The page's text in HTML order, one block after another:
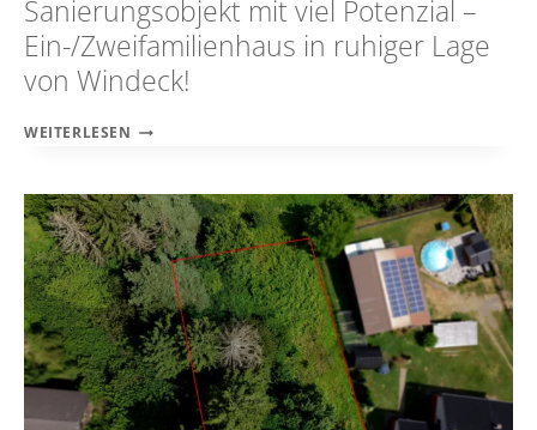
Sanierungsobjekt mit viel Potenzial –
Ein-/Zweifamilienhaus in ruhiger Lage
von Windeck!
WEITERLESEN SANIERUNGSOBJEKT
POTENZIAL
–
EIN-/ZWEIFAMILIENHAUS
IN
RUHIGER
LAGE
VON
WINDECK!